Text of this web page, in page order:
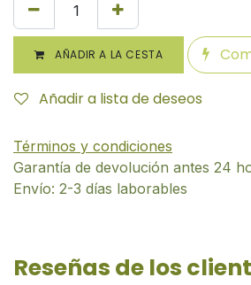
AÑADIR A LA CESTA
Añadir a lista de deseos
Términos y condiciones
Garantía de devolución antes 24
Envío: 2-3 días laborables
Reseñas de los